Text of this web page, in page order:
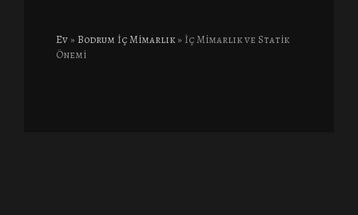
Ev » Bodrum İç Mimarlık » İç Mimarlık ve Statik
Önemi